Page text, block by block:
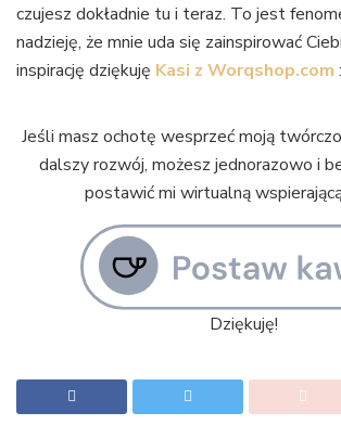
czujesz dokładnie tu i teraz. To jest
nadzieję, że mnie uda się zainspirować
inspirację dziękuję Kasi z Worqshop.com
Jeśli masz ochotę wesprzeć moją
dalszy rozwój, możesz jednorazowo i
postawić mi wirtualną
Dziękuję!